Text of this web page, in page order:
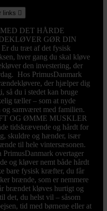
links 
DET HÅRDE
GØR DIN
du træt af det fysisk
hver gang du skal kløve
den investering, der
Hos PrimusDanmark
der hjælper dig
så du i stedet kan bruge
tæller – som at nyde
samværet med familien.
OG ØMME MUSKLER
tidskrævende og hårdt for
skuldre og hænder, især
til hele vintersæsonen.
overtager
og kløver nemt både hårdt
bare fysisk kræfter, du får
brænde, som er nemmere
brændet kløves hurtigt og
det, du helst vil – såsom
tid med børnene eller at